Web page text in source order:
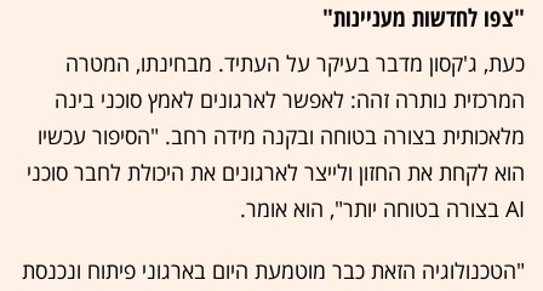
"צפו לחדשות מעניינות"
כעת, ג'קסון מדבר בעיקר על העתיד. מבחינתו, המטרה
המרכזית נותרה זהה: לאפשר לארגונים לאמץ סוכני בינה
מלאכותית בצורה בטוחה ובקנה מידה רחב. "הסיפור עכשיו
הוא לקחת את החזון ולייצר לארגונים את היכולת לחבר סוכני
AI בצורה בטוחה יותר", הוא אומר.
"הטכנולוגיה הזאת כבר מוטמעת היום בארגוני פיתוח ונכנסת